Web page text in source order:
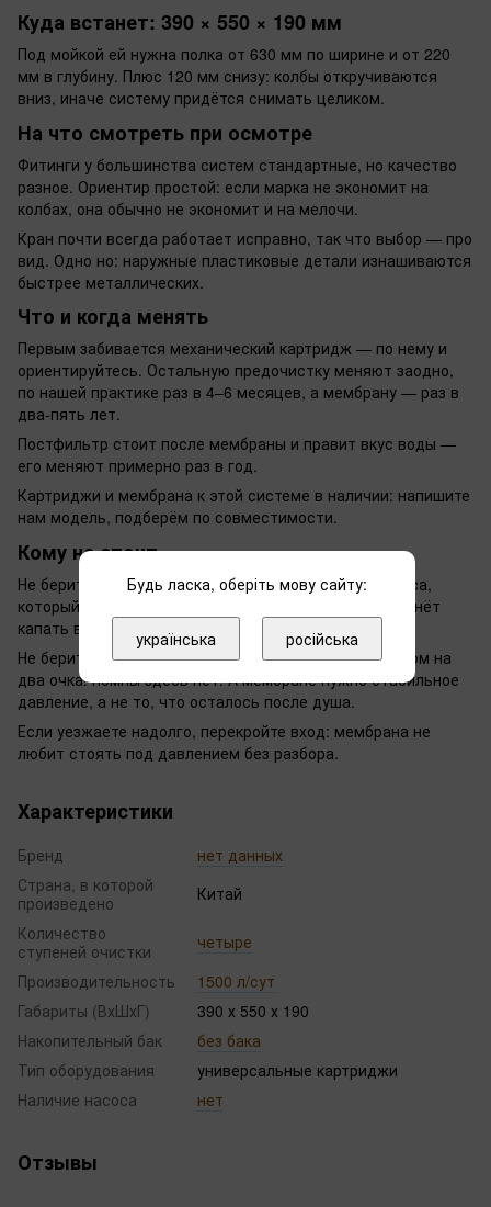
Куда встанет: 390 × 550 × 190 мм
Под мойкой ей нужна полка от 630 мм по ширине и от 220
мм в глубину. Плюс 120 мм снизу: колбы откручиваются
вниз, иначе систему придётся снимать целиком.
На что смотреть при осмотре
Фитинги у большинства систем стандартные, но качество
разное. Ориентир простой: если марка не экономит на
колбах, она обычно не экономит и на мелочи.
Кран почти всегда работает исправно, так что выбор — про
вид. Одно но: наружные пластиковые детали изнашиваются
быстрее металлических.
Что и когда менять
Первым забивается механический картридж — по нему и
ориентируйтесь. Остальную предочистку меняют заодно,
по нашей практике раз в 4–6 месяцев, а мембрану — раз в
два-пять лет.
Постфильтр стоит после мембраны и правит вкус воды —
его меняют примерно раз в год.
Картриджи и мембрана к этой системе в наличии: напишите
нам модель, подберём по совместимости.
Кому не стоит
Не берите без бака, если напор в доме слабый: запаса,
который сгладил бы просадку, здесь нет — кран начнёт
капать вместо струи.
Не берите, если у вас скважина с гидроаккумулятором на
два очка: помпы здесь нет. А мембране нужно стабильное
давление, а не то, что осталось после душа.
Если уезжаете надолго, перекройте вход: мембрана не
любит стоять под давлением без разбора.
Характеристики
Бренд
нет данных
Страна, в которой
произведено
Китай
Количество
ступеней очистки
четыре
Производительность
1500 л/сут
Габариты (ВхШхГ)
390 х 550 х 190
Накопительный бак
без бака
Тип оборудования
универсальные картриджи
Наличие насоса
нет
Отзывы
Будь ласка, оберіть мову сайту:
українська російська